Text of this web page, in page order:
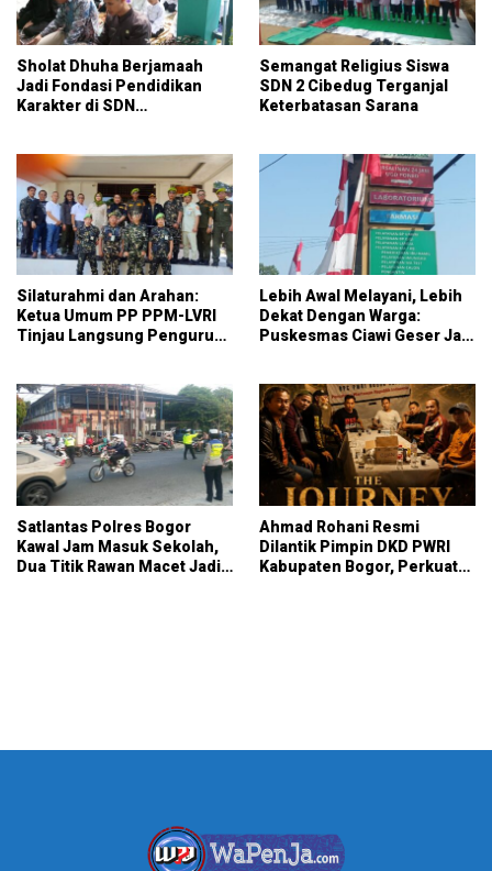
Sholat Dhuha Berjamaah
Jadi Fondasi Pendidikan
Karakter di SDN
Semangat Religius Siswa
SDN 2 Cibedug Terganjal
Keterbatasan Sarana
Silaturahmi dan Arahan:
Ketua Umum PP PPM-LVRI
Tinjau Langsung Pengurus
Lebih Awal Melayani, Lebih
Dekat Dengan Warga:
Puskesmas Ciawi Geser Jam
Satlantas Polres Bogor
Kawal Jam Masuk Sekolah,
Dua Titik Rawan Macet Jadi
Ahmad Rohani Resmi
Dilantik Pimpin DKD PWRI
Kabupaten Bogor, Perkuat